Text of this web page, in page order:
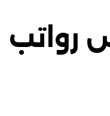
رواتب